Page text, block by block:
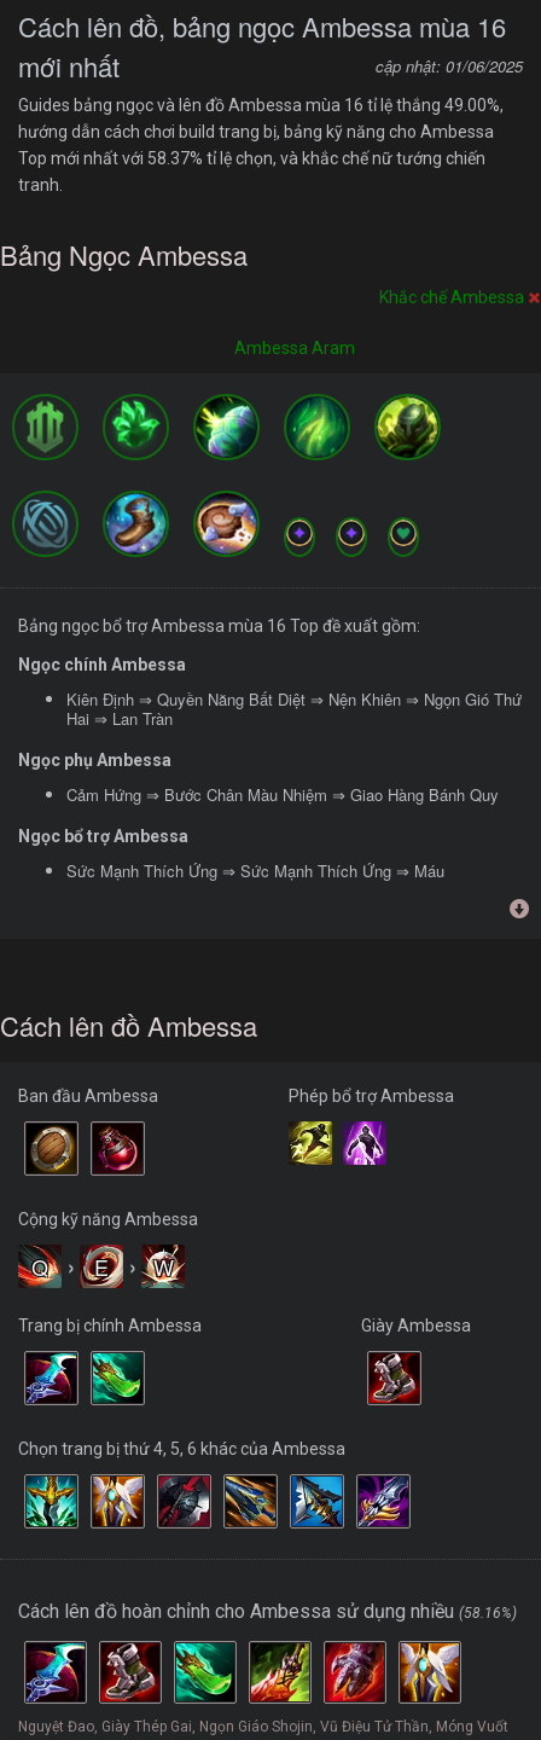
Cách lên đồ, bảng ngọc Ambessa mùa 16
mới nhất
cập nhật: 01/06/2025
Guides bảng ngọc và lên đồ Ambessa mùa 16 tỉ lệ thắng 49.00%,
hướng dẫn cách chơi build trang bị, bảng kỹ năng cho Ambessa
Top mới nhất với 58.37% tỉ lệ chọn, và khắc chế nữ tướng chiến
tranh.
Bảng Ngọc Ambessa
Khắc chế Ambessa
Ambessa Aram
Bảng ngọc bổ trợ Ambessa mùa 16 Top đề xuất gồm:
Ngọc chính Ambessa
Kiên Định ⇒ Quyền Năng Bất Diệt ⇒ Nện Khiên ⇒ Ngọn Gió Thứ
Hai ⇒ Lan Tràn
Ngọc phụ Ambessa
Cảm Hứng ⇒ Bước Chân Màu Nhiệm ⇒ Giao Hàng Bánh Quy
Ngọc bổ trợ Ambessa
Sức Mạnh Thích Ứng ⇒ Sức Mạnh Thích Ứng ⇒ Máu
Cách lên đồ Ambessa
Ban đầu Ambessa Phép bổ trợ Ambessa
Cộng kỹ năng Ambessa
Q › E › W
Trang bị chính Ambessa Giày Ambessa
Chọn trang bị thứ 4, 5, 6 khác của Ambessa
Cách lên đồ hoàn chỉnh cho Ambessa sử dụng nhiều (58.16%)
Nguyệt Đao, Giày Thép Gai, Ngọn Giáo Shojin, Vũ Điệu Tử Thần, Móng Vuốt